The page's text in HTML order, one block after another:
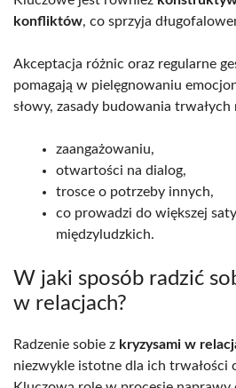
konfliktów, co sprzyja
Akceptacja różnic oraz regularne
pomagają w pielęgnowaniu
słowy, zasady budowania
zaangażowaniu,
otwartości na dialog,
trosce o potrzeby innych,
co prowadzi do większej
międzyludzkich.
W jaki sposób radzić
w relacjach?
Radzenie sobie z kryzysami w
niezwykle istotne dla ich trwałości